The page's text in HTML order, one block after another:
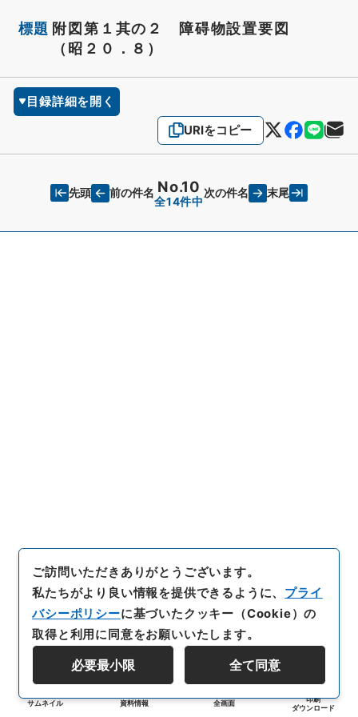
標題 附図第１其の２ 障碍物設置要図
（昭２０．８）
目録詳細を開く
URIをコピー
先頭 前の件名 No.10
全14件中
次の件名 末尾
サムネイル 資料情報 全画面
印刷
ダウンロード
ご訪問いただきありがとうございます。
私たちがより良い情報を提供できるように、 プライ
バシーポリシーに基づいたクッキー（Cookie）の
取得と利用に同意をお願いいたします。
必要最小限 全て同意